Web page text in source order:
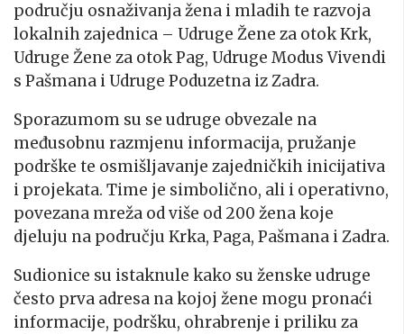
području osnaživanja žena i mladih te razvoja
lokalnih zajednica – Udruge Žene za otok Krk,
Udruge Žene za otok Pag, Udruge Modus Vivendi
s Pašmana i Udruge Poduzetna iz Zadra.
Sporazumom su se udruge obvezale na
međusobnu razmjenu informacija, pružanje
podrške te osmišljavanje zajedničkih inicijativa
i projekata. Time je simbolično, ali i operativno,
povezana mreža od više od 200 žena koje
djeluju na području Krka, Paga, Pašmana i Zadra.
Sudionice su istaknule kako su ženske udruge
često prva adresa na kojoj žene mogu pronaći
informacije, podršku, ohrabrenje i priliku za